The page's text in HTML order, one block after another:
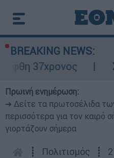
BREAKING NEWS:
Πρωινή ενημέρωση:
➔ Δείτε τα πρωτοσέλιδα
περισσότερα για τον καιρό
γιορτάζουν σήμερα
┋ Πολιτισμός ┋